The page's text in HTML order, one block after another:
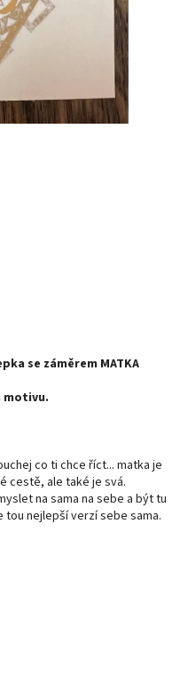
se záměrem MATKA
motivu.
co ti chce říct... matka je
cestě, ale také je svá.
na sama na sebe a být tu
nejlepší verzí sebe sama.